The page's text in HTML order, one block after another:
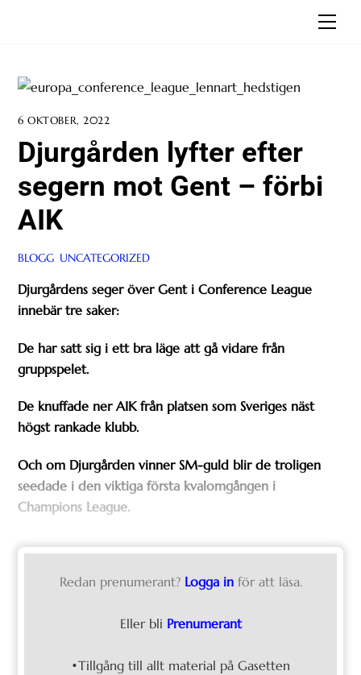
6 OKTOBER, 2022
Djurgården lyfter efter
segern mot Gent – förbi
AIK
BLOGG UNCATEGORIZED
Djurgårdens seger över Gent i Conference League
innebär tre saker:
De har satt sig i ett bra läge att gå vidare från
gruppspelet.
De knuffade ner AIK från platsen som Sveriges näst
högst rankade klubb.
Och om Djurgården vinner SM-guld blir de troligen
seedade i den viktiga första kvalomgången i
Champions League.
Redan prenumerant? Logga in för att läsa.
Eller bli Prenumerant
•Tillgång till allt material på Gasetten